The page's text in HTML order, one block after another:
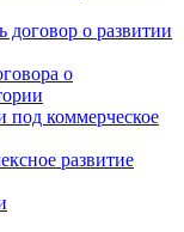
о развитии
о
под коммерческое
развитие